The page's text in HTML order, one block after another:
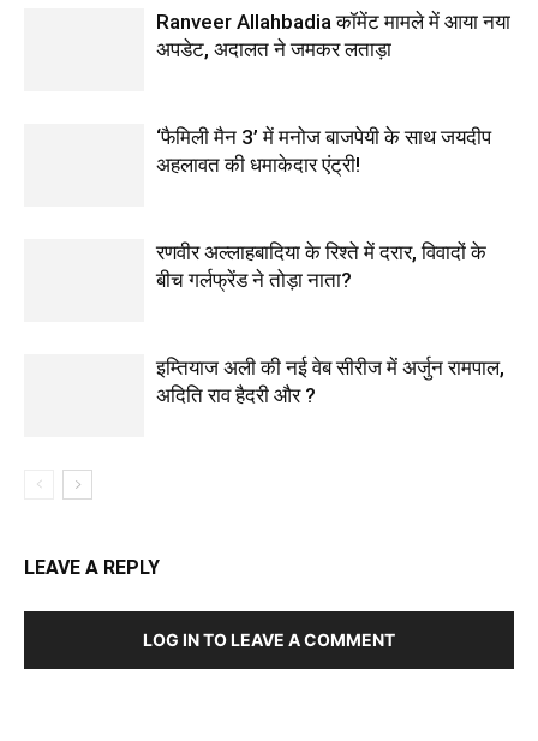
Ranveer Allahbadia कॉमेंट मामले में आया नया
अपडेट, अदालत ने जमकर लताड़ा
‘फैमिली मैन 3’ में मनोज बाजपेयी के साथ जयदीप
अहलावत की धमाकेदार एंट्री!
रणवीर अल्लाहबादिया के रिश्ते में दरार, विवादों के
बीच गर्लफ्रेंड ने तोड़ा नाता?
इम्तियाज अली की नई वेब सीरीज में अर्जुन रामपाल,
अदिति राव हैदरी और ?
LEAVE A REPLY
LOG IN TO LEAVE A COMMENT